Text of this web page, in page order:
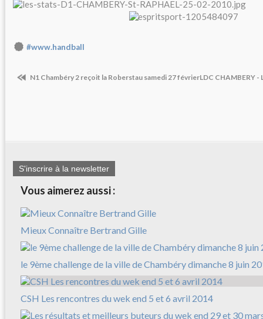
#www.handball
N1 Chambéry 2 reçoit la Roberstau samedi 27 févrierLDC CHAMBERY
S'inscrire à la newsletter
Vous aimerez aussi :
Mieux Connaître Bertrand Gille
le 9ème challenge de la ville de Chambéry dimanche 8 juin
CSH Les rencontres du wek end 5 et 6 avril 2014